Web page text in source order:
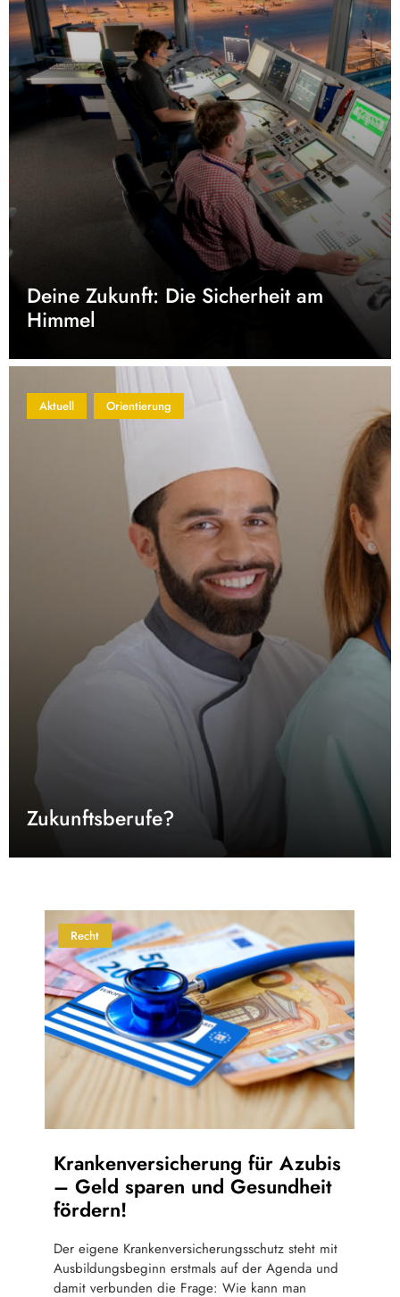
Deine Zukunft: Die Sicherheit am
Himmel
Aktuell Orientierung
Zukunftsberufe?
Recht
Krankenversicherung für Azubis
– Geld sparen und Gesundheit
fördern!
Der eigene Krankenversicherungsschutz steht mit
Ausbildungsbeginn erstmals auf der Agenda und
damit verbunden die Frage: Wie kann man